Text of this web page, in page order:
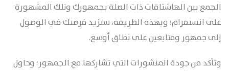
الجمع بين الهاشتاقات ذات الصلة بجمهورك وتلك المشهورة
على انستقرام؛ وبهذه الطريقة، ستزيد فرصتك في الوصول
إلى جمهور ومتابعين على نطاق أوسع.
وتأكد من جودة المنشورات التي تشاركها مع الجمهور؛ وحاول